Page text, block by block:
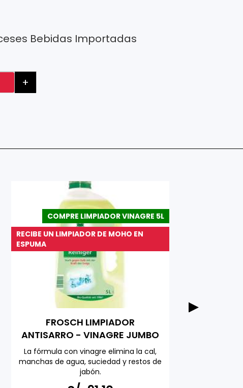
Bebidas Importadas
+
COMPRE LIMPIADOR VINAGRE 5L
RECIBE UN LIMPIADOR DE MOHO EN
ESPUMA
FROSCH LIMPIADOR
ANTISARRO - VINAGRE JUMBO
PACK 5000 ML
La fórmula con vinagre elimina la cal,
manchas de agua, suciedad y restos de
jabón.
Hecho en ALEMANIA